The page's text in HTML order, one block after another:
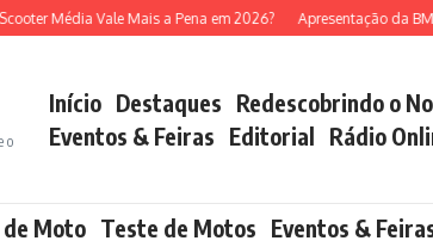
Média Vale Mais a Pena em 2026? Apresentação da BMW
o
Início Destaques Redescobrindo o
Eventos & Feiras Editorial Rádio
Moto Teste de Motos Eventos &